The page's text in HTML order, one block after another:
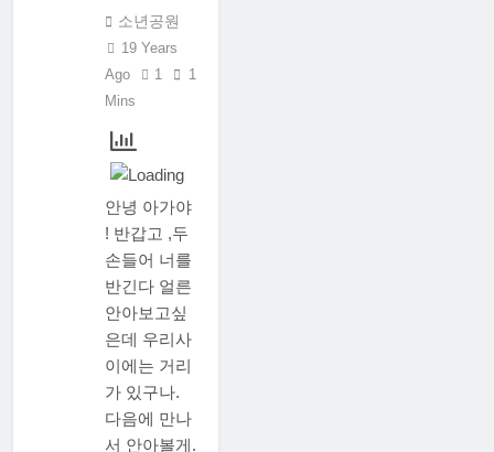
소년공원
19 Years
Ago
1
1
Mins
안녕 아가야
! 반갑고 ,두
손들어 너를
반긴다 얼른
안아보고싶
은데 우리사
이에는 거리
가 있구나.
다음에 만나
서 안아볼게.